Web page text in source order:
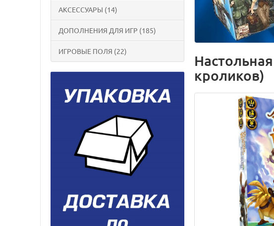
АКСЕССУАРЫ (14)
ДОПОЛНЕНИЯ ДЛЯ ИГР (185)
ИГРОВЫЕ ПОЛЯ (22)
кроликов)